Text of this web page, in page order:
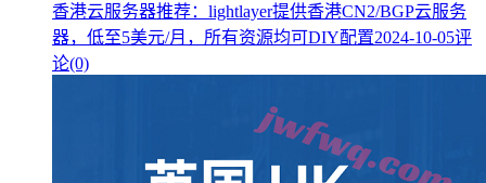
香港云服务器推荐：lightlayer提供香港CN2/BGP云服务
器，低至5美元/月，所有资源均可DIY配置2024-10-05评
论(0)